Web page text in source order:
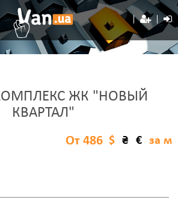
ЖК "НОВЫЙ
КВАРТАЛ"
$ ₴ € за м
От 486